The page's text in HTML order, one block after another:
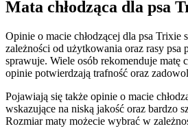
Mata chłodząca dla psa
Opinie o macie chłodzącej dla psa Trixie
zależności od użytkowania oraz rasy psa
sprawuje. Wiele osób rekomenduje matę
opinie potwierdzają trafność oraz
Pojawiają się także opinie o macie
wskazujące na niską jakość oraz bardzo
Rozmiar maty możecie wybrać w